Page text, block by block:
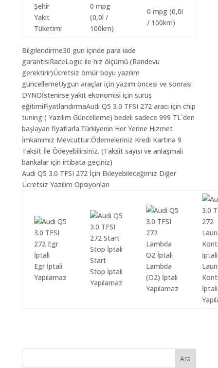
Şehir
Yakıt
Tüketimi
0 mpg
(0,0l /
100km)
0 mpg (0,0l
/ 100km)
Bilgilendirme30 gun içinde para iade
garantisiRaceLogic ile hız ölçümü (Randevu
gerektirir)Ücretsiz ömür boyu yazılım
güncellemeUygun araçlar için yazım öncesi ve sonrası
DYNOİstenirse yakıt ekonomisi için sürüş
eğitimiFiyatlandırmaAudi Q5 3.0 TFSI 272 aracı için chip
tuning ( Yazılım Güncelleme) bedeli sadece 999 TL`den
başlayan fiyatlarla.Türkiyenin Her Yerine Hizmet
İmkanımız Mevcuttur.Ödemeleriniz Kredi Kartına 9
Taksit İle Ödeyebilirsiniz. (Taksit sayısı ve anlaşmalı
bankalar için irtibata geçiniz)
Audi Q5 3.0 TFSI 272 İçin Ekleyebileceğimiz Diğer
Ücretsiz Yazılım Opsiyonları
Egr İptali
Yapılamaz
Start
Stop İptali
Yapılamaz
Lambda
(O2) İptali
Yapılamaz
İptali
Ara